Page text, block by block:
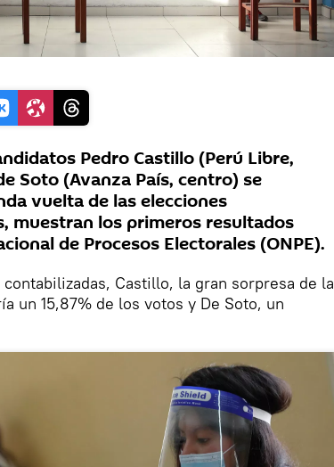
Pedro Castillo (Perú Libre,
Soto (Avanza País, centro) se
vuelta de las elecciones
muestran los primeros resultados
de Procesos Electorales (ONPE).
Castillo, la gran sorpresa de la
un 15,87% de los votos y De Soto, un